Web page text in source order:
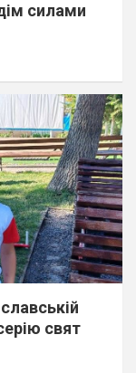
силами
свят